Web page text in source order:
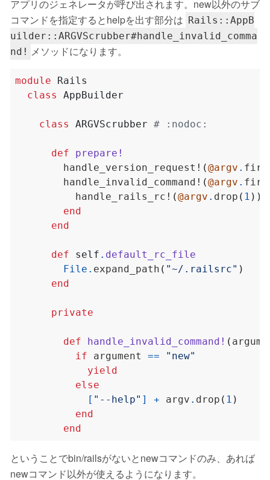
アプリのジェネレータが呼び出されます。new以外のサブ
コマンドを指定するとhelpを出す部分は Rails::AppB
uilder::ARGVScrubber#handle_invalid_comma
nd! メソッドになります。
module
Rails
class
AppBuilder
class ARGVScrubber # :nodoc:
def
prepare!
        handle_version_request!
(@argv .
        handle_invalid_command!
(@argv .
          handle_rails_rc!
(@argv . drop ( 1 ))
end
end
def self . default_rc_file
File . expand_path ( "~/.railsrc" )
end
private
def handle_invalid_command! (
if argument ==
"new"
yield
else
[ "--help" ] + argv . drop ( 1 )
end
end
ということでbin/railsがないとnewコマンドのみ、あれば
newコマンド以外が使えるようになります。